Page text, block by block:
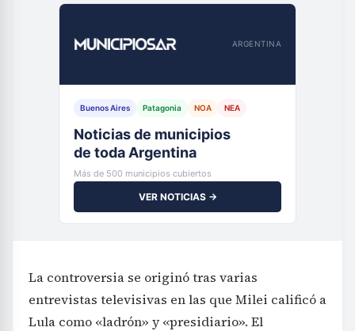
ARGENTINA
Buenos Aires Patagonia NOA NEA
Noticias de municipios
de toda Argentina
Más de 500 municipios cubiertos
VER NOTICIAS →
La controversia se originó tras varias
entrevistas televisivas en las que Milei calificó a
Lula como «ladrón» y «presidiario». El